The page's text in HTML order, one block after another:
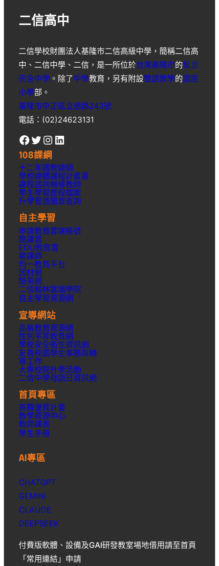
二信高中
二信學校財團法人基隆市二信高級中學 ，簡稱二信高
中 、 二信中學 、 二信 ，是一所位於台灣基隆市的私立
完全中學 。除了中學教育，另有附設雙語教學的國民
小學部。
基隆市中正區立德路243號
電話：(02)24623131
Facebook Twitter Instagram LinkedIn
108課綱
十二年國教總綱
學校總體課程計畫書
課程諮詢輔導教師
學生學習歷程檔案
升學管道簡章查詢
自主學習
申請教育雲端帳號
酷課雲
EDU教育雲
磨課師
均一教育平台
因材網
酷英網
二信翰林雲端學院
自主學習資源網
宣導網站
品格教育資源網
性別平等教育網
學校安全衛生資訊網
友善校園學生事務與輔
導工作
大專校院升學活動
二信中學母語日資訊網
首頁專區
高職優質計畫
教學資源中心
教師課表
學生手冊
AI專區
CHATGPT
GEMINI
CLAUDE
DEEPSEEK
付費版軟體、設備及GAI研發教室場地借用請至首頁
「常用連結」申請